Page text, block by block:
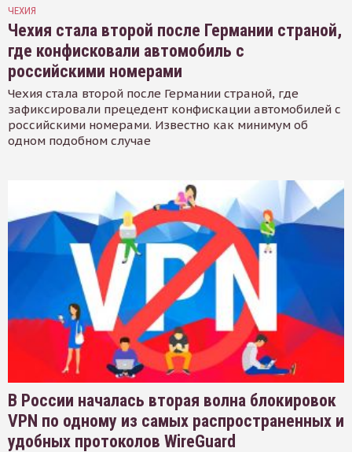
ЧЕХИЯ
Чехия стала второй после Германии страной,
где конфисковали автомобиль с
российскими номерами
Чехия стала второй после Германии страной, где
зафиксировали прецедент конфискации автомобилей с
российскими номерами. Известно как минимум об
одном подобном случае
В России началась вторая волна блокировок
VPN по одному из самых распространенных и
удобных протоколов WireGuard